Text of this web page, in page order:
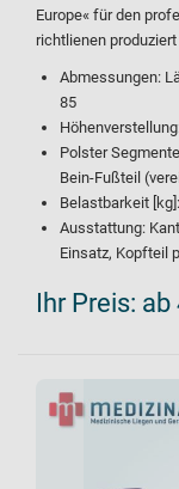
Europe« für den
richtlienen
Abmessungen:
85
Polster
Bein-Fußteil
Belastbarkeit
Ausstattung:
Einsatz, Kopfteil
Ihr Preis: ab